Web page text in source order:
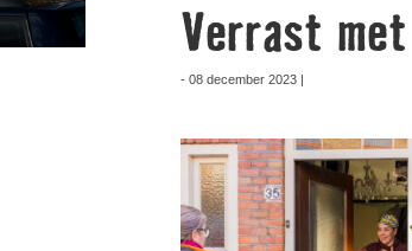
Verrast met
- 08 december 2023 |